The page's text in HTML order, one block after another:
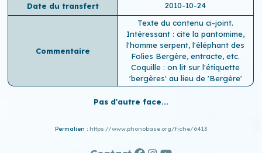
Date du transfert 2010-10-24
Commentaire
Texte du contenu ci-joint.
Intéressant : cite la pantomime,
l'homme serpent, l'éléphant des
Folies Bergère, entracte, etc.
Coquille : on lit sur l'étiquette
'bergères' au lieu de 'Bergère'
Pas d'autre face...
Permalien : https://www.phonobase.org/fiche/6413